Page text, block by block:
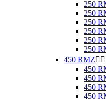
250
250
250
250
250
250
450 RMZ 
450
450
450
450